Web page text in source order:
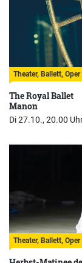
Theater, Ballett,
The Royal Ballet
Manon
Di 27.10., 20.00
Theater, Ballett,